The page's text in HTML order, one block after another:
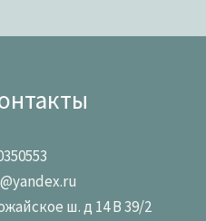
ш. д 14 В 39/2